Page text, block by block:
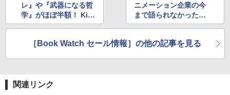
レ』や『武器になる哲
学』がほぼ半額！ Kin
dleストアで実用書の
ニメーション企業の今
まで語られなかったお
金の話』が1,399円！
ス書のセール
［Book Watch セール情報］の他の記事を見る
関連リンク